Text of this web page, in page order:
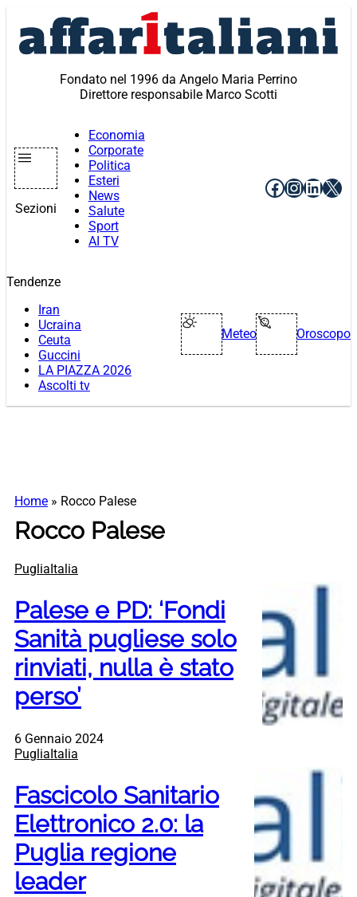
contenuto
Fondato nel 1996 da Angelo Maria Perrino
Direttore responsabile Marco Scotti
Sezioni
Economia
Corporate
Politica
Esteri
News
Salute
Sport
AI TV
Facebook
X
Tendenze
Iran
Ucraina
Ceuta
Guccini
LA PIAZZA 2026
Ascolti tv
Meteo Oroscopo
Home » Rocco Palese
Rocco Palese
PugliaItalia
Palese e PD: ‘Fondi
Sanità pugliese solo
rinviati, nulla è stato
perso’
6 Gennaio 2024
PugliaItalia
Fascicolo Sanitario
Elettronico 2.0: la
Puglia regione
leader